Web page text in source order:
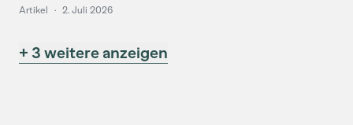
Artikel · 2. Juli 2026
+ 3 weitere anzeigen